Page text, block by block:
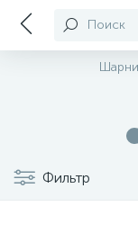
Поиск
Фильтр